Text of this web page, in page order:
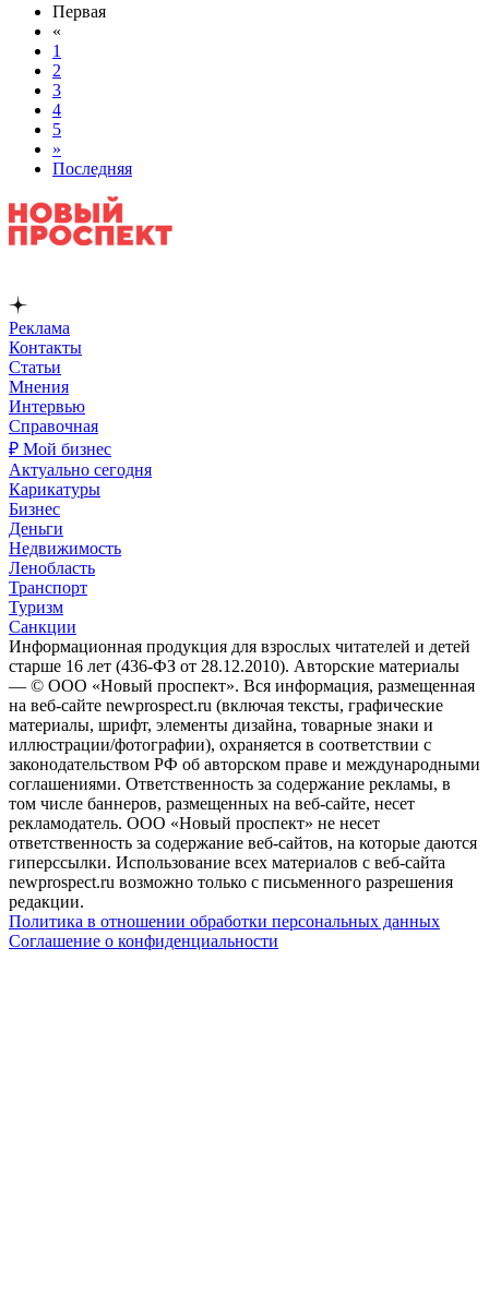
Первая
«
1
2
3
4
5
»
Последняя
Реклама
Контакты
Статьи
Мнения
Интервью
Справочная
₽ Мой бизнес
Актуально сегодня
Карикатуры
Бизнес
Деньги
Недвижимость
Ленобласть
Транспорт
Туризм
Санкции
Информационная продукция для взрослых читателей и детей
старше 16 лет (436-ФЗ от 28.12.2010). Авторские материалы
— © ООО «Новый проспект». Вся информация, размещенная
на веб-сайте newprospect.ru (включая тексты, графические
материалы, шрифт, элементы дизайна, товарные знаки и
иллюстрации/фотографии), охраняется в соответствии с
законодательством РФ об авторском праве и международными
соглашениями. Ответственность за содержание рекламы, в
том числе баннеров, размещенных на веб-сайте, несет
рекламодатель. ООО «Новый проспект» не несет
ответственность за содержание веб-сайтов, на которые даются
гиперссылки. Использование всех материалов с веб-сайта
newprospect.ru возможно только с письменного разрешения
редакции.
Политика в отношении обработки персональных данных
Соглашение о конфиденциальности